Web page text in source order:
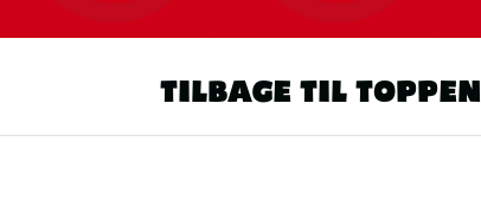
TILBAGE TIL TOPPEN